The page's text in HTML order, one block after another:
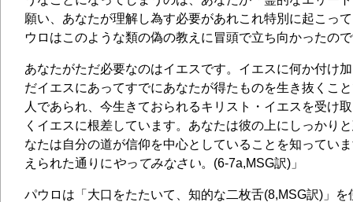
願い、あなたが理解し為す必要があれこれ特別に起こっ
ウロはこのような類の偽の教えに冒頭で立ち向かったの
あなたがただ必要なのはイエスです。イエスに何か付け
だイエスにあってすでにあなたが得たものを生き抜くこ
人であられ、今生きておられるキリスト・イエスを受け
くイエスに根差しています。あなたは彼の上にしっかり
なたは自分の道が信仰を中心としていることを知ってい
えられた通りにやってみなさい。(6-7a,MSG訳)」
パウロは「大口をたたいて、知的な二枚舌(8,MSG訳)」